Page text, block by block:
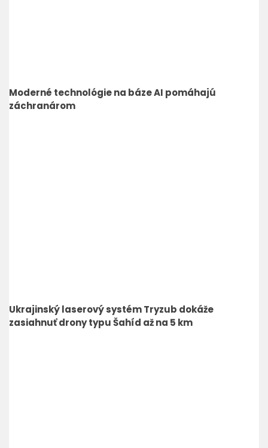
Moderné technológie na báze AI pomáhajú
záchranárom
Ukrajinský laserový systém Tryzub dokáže
zasiahnuť drony typu Šahíd až na 5 km